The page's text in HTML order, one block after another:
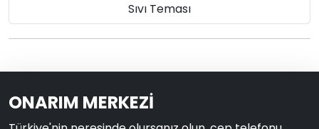
Sıvı Teması
ONARIM MERKEZİ